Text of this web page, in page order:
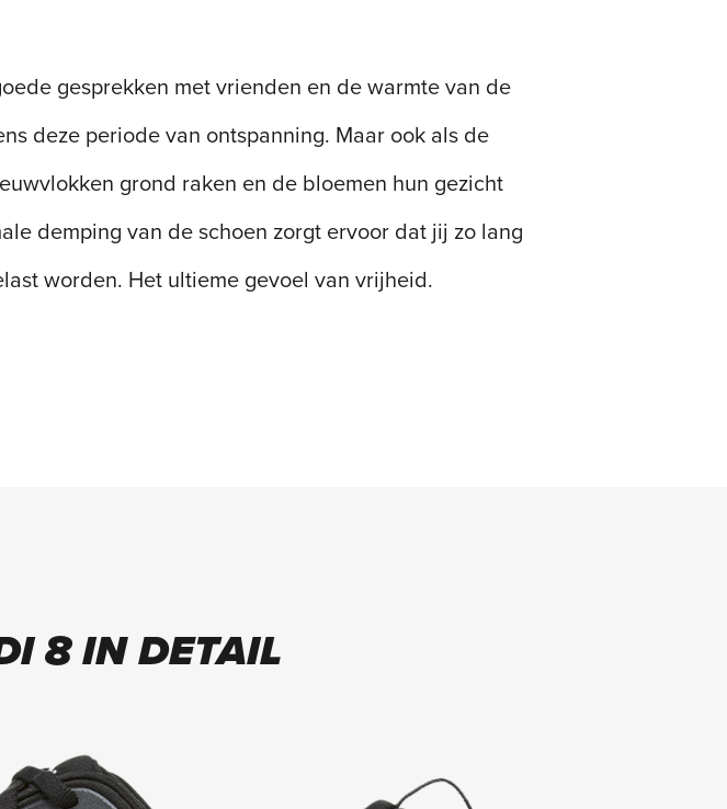
gesprekken met vrienden en de warmte van de
deze periode van ontspanning. Maar ook als de
grond raken en de bloemen hun gezicht
demping van de schoen zorgt ervoor dat jij zo lang
worden. Het ultieme gevoel van vrijheid.
8 IN DETAIL